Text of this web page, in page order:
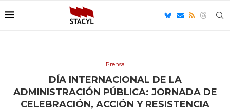
Prensa
DÍA INTERNACIONAL DE LA
ADMINISTRACIÓN PÚBLICA: JORNADA DE
CELEBRACIÓN, ACCIÓN Y RESISTENCIA